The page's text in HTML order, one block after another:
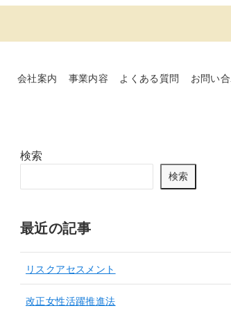
会社案内 事業内容 よくある質問 お問い
検索
検索
最近の記事
リスクアセスメント
改正女性活躍推進法